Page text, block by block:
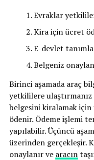
Evraklar
Kira için ücret
E-devlet
Belgeniz
Birinci aşamada araç
yetkililere
belgesini kiralamak
ödenir. Ödeme işlemi
yapılabilir. Üçüncü
üzerinden gerçekleşir.
onaylanır ve aracın